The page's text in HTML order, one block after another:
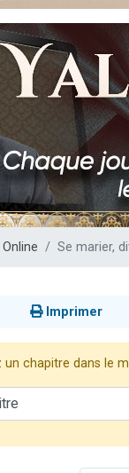
13
2 personnes
30
Il reste
12
3
2 personnes
2
Se marier,
Imprimer
un chapitre dans le